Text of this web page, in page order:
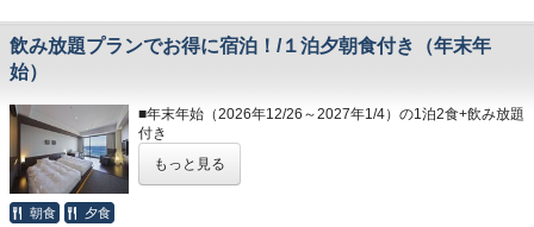
※駐車場はホームページの「アクセス欄」をご確認下さい。
＊備考欄にて交通手段をご記入ください。
＜専用駐車場につきまして＞
・１日/１台1,200円、ご宿泊予約の先着順でご案内をしてお
ります。
・台数には限りがございます。ご用意ができない場合、その
なること間違いなしです。
◆エステ・貸切露天風呂
事前予約制となります。
詳細につきましては＜0557-82-8111＞までお問い合わせく
ださい。
相模湾の朝焼けや熱海の夜景が一望できます。
※3名様以上でご宿泊の際は、ご就寝時に畳・ソファースペ
ースにお客様自身でお布団を敷いていただきます。
レストラン「The Dining OCEAN'S GIFT」は和・洋を中心
とした多彩な料理をご用意しております。
朝食は相模湾から昇る朝日を肌で感じながら、夕食は夜景を
目の前に当館のビュッフェをお楽しみください。
飲み放題プランでお得に宿泊！/１泊夕朝食付き（年末年
始）
■年末年始（2026年12/26～2027年1/4）の1泊2食+飲み放題
付き
ご夕食時に飲み放題がおひとり様通常2,420円のところ、当
もっと見る
朝食 夕食